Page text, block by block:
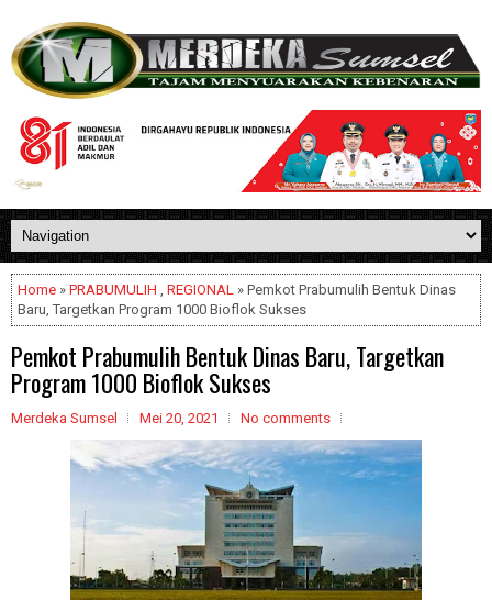
Home » PRABUMULIH , REGIONAL » Pemkot Prabumulih Bentuk Dinas
Baru, Targetkan Program 1000 Bioflok Sukses
Pemkot Prabumulih Bentuk Dinas Baru, Targetkan
Program 1000 Bioflok Sukses
Merdeka Sumsel Mei 20, 2021 No comments